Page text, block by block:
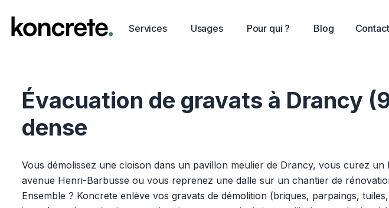
Services Usages Pour qui ? Blog Contact
Évacuation de gravats à Drancy
dense
Vous démolissez une cloison dans un pavillon meulier de Drancy, vous curez un
avenue Henri-Barbusse ou vous reprenez une dalle sur un chantier de
Ensemble ? Koncrete enlève vos gravats de démolition (briques, parpaings,